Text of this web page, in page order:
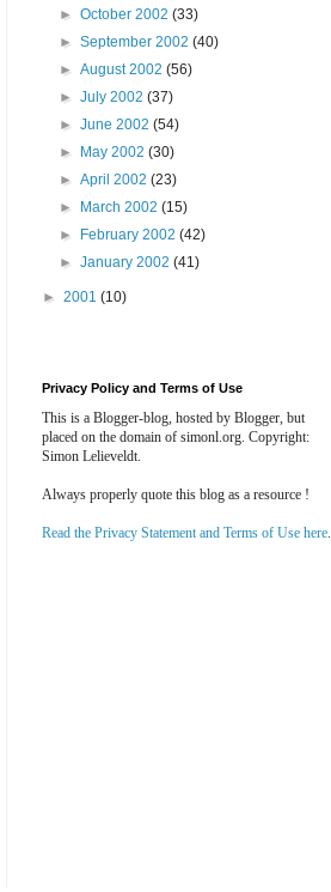
►October 2002(33)
►September 2002(40)
►August 2002(56)
►July 2002(37)
►June 2002(54)
►
May 2002(30)
►April 2002(23)
►
March 2002(15)
►
February 2002(42)
►January 2002(41)
► 2001 (10)
Privacy Policy and Terms of Use
This is a Blogger-blog, hosted by Blogger, but
placed on the domain of simonl.org. Copyright:
Simon Lelieveldt.
Always properly quote this blog as a resource !
Read the Privacy Statement and Terms of Use here.